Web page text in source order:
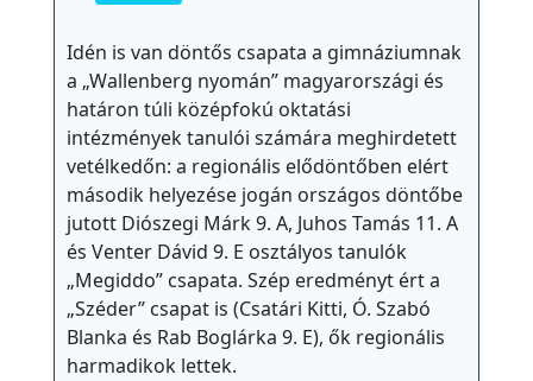
Idén is van döntős csapata a gimnáziumnak
a „Wallenberg nyomán” magyarországi és
határon túli középfokú oktatási
intézmények tanulói számára meghirdetett
vetélkedőn: a regionális elődöntőben elért
második helyezése jogán országos döntőbe
jutott Diószegi Márk 9. A, Juhos Tamás 11. A
és Venter Dávid 9. E osztályos tanulók
„Megiddo” csapata. Szép eredményt ért a
„Széder” csapat is (Csatári Kitti, Ó. Szabó
Blanka és Rab Boglárka 9. E), ők regionális
harmadikok lettek.